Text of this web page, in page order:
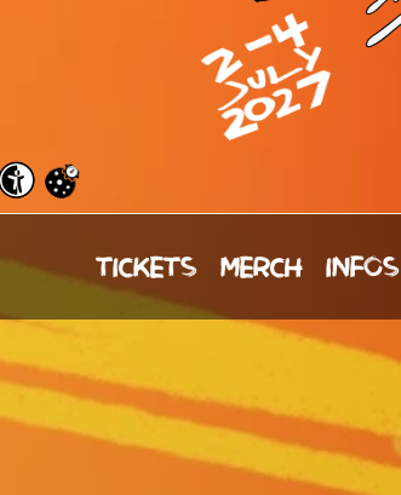
TICKETS MERCH INFOS